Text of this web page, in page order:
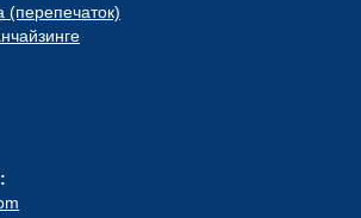
(перепечаток)